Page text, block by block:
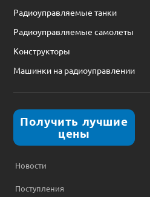
Радиоуправляемые танки
Радиоуправляемые самолеты
Конструкторы
Машинки на радиоуправлении
Получить лучшие
цены
Новости
Поступления